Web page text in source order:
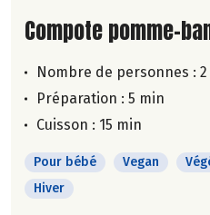
Lire la suite de la
Compote pomme-
Nombre de personnes :
Préparation : 5 min
Cuisson : 15 min
Pour bébé Vegan
Hiver